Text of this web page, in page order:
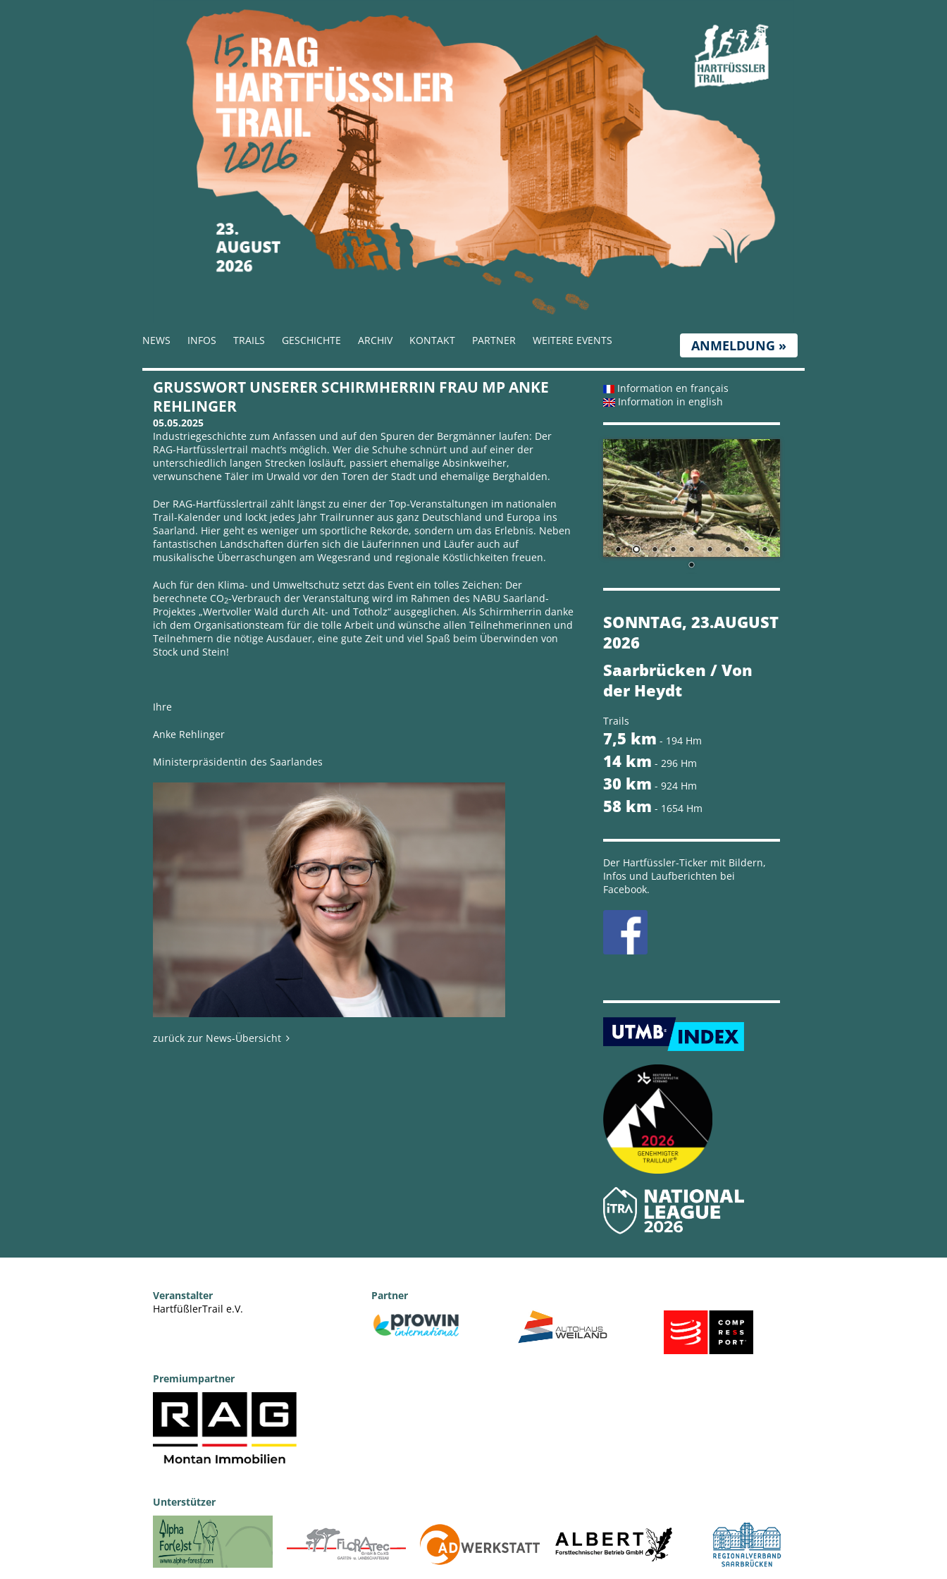
NEWS INFOS TRAILS GESCHICHTE ARCHIV KONTAKT PARTNER WEITERE EVENTS ANMELDUNG »
GRUSSWORT UNSERER SCHIRMHERRIN FRAU MP ANKE R
EHLINGER
05.05.2025
Industriegeschichte zum Anfassen und auf den Spuren der Bergmänner laufen: Der
RAG-Hartfüsslertrail macht’s möglich. Wer die Schuhe schnürt und auf einer der
unterschiedlich langen Strecken losläuft, passiert ehemalige Absinkweiher,
verwunschene Täler im Urwald vor den Toren der Stadt und ehemalige Berghalden.
Der RAG-Hartfüsslertrail zählt längst zu einer der Top-Veranstaltungen im nationalen
Trail-Kalender und lockt jedes Jahr Trailrunner aus ganz Deutschland und Europa ins
Saarland. Hier geht es weniger um sportliche Rekorde, sondern um das Erlebnis. Neben
fantastischen Landschaften dürfen sich die Läuferinnen und Läufer auch auf
musikalische Überraschungen am Wegesrand und regionale Köstlichkeiten freuen.
Auch für den Klima- und Umweltschutz setzt das Event ein tolles Zeichen: Der
berechnete CO2-Verbrauch der Veranstaltung wird im Rahmen des NABU Saarland-
Projektes „Wertvoller Wald durch Alt- und Totholz“ ausgeglichen. Als Schirmherrin danke
ich dem Organisationsteam für die tolle Arbeit und wünsche allen Teilnehmerinnen und
Teilnehmern die nötige Ausdauer, eine gute Zeit und viel Spaß beim Überwinden von
Stock und Stein!
Ihre
Anke Rehlinger
Ministerpräsidentin des Saarlandes
zurück zur News-Übersicht
Information en français
Information in english
SONNTAG, 23.AUGUST
2026
Saarbrücken / Von
der Heydt
Trails
7,5 km - 194 Hm
14 km - 296 Hm
30 km - 924 Hm
58 km - 1654 Hm
Der Hartfüssler-Ticker mit Bildern,
Infos und Laufberichten bei
Facebook.
Veranstalter
HartfüßlerTrail e.V.
Premiumpartner
Partner
Unterstützer